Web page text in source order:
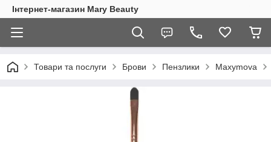
Інтернет-магазин Mary Beauty
Товари та послуги Брови Пензлики Maxymova